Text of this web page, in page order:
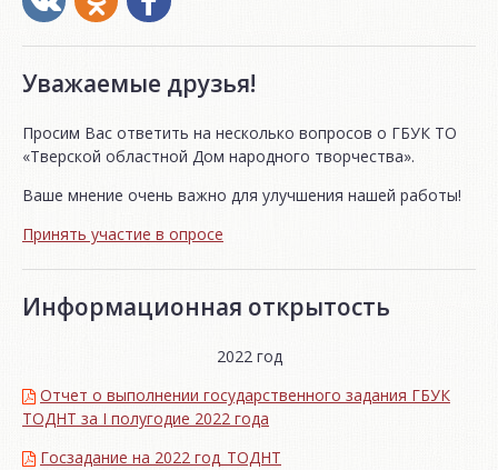
Уважаемые друзья!
Просим Вас ответить на несколько вопросов о ГБУК ТО
«Тверской областной Дом народного творчества».
Ваше мнение очень важно для улучшения нашей работы!
Принять участие в опросе
Информационная открытость
2022 год
Отчет о выполнении государственного задания ГБУК
ТОДНТ за I полугодие 2022 года
Госзадание на 2022 год_ТОДНТ